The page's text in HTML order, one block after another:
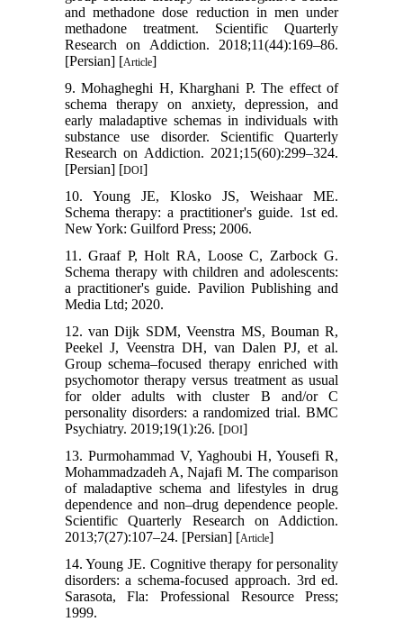
and methadone dose reduction in men under
methadone treatment. Scientific Quarterly
Research on Addiction. 2018;11(44):169–86.
[Persian] [Article]
9. Mohagheghi H, Kharghani P. The effect of
schema therapy on anxiety, depression, and
early maladaptive schemas in individuals with
substance use disorder. Scientific Quarterly
Research on Addiction. 2021;15(60):299–324.
[Persian] [DOI]
10. Young JE, Klosko JS, Weishaar ME.
Schema therapy: a practitioner's guide. 1st ed.
New York: Guilford Press; 2006.
11. Graaf P, Holt RA, Loose C, Zarbock G.
Schema therapy with children and adolescents:
a practitioner's guide. Pavilion Publishing and
Media Ltd; 2020.
12. van Dijk SDM, Veenstra MS, Bouman R,
Peekel J, Veenstra DH, van Dalen PJ, et al.
Group schema–focused therapy enriched with
psychomotor therapy versus treatment as usual
for older adults with cluster B and/or C
personality disorders: a randomized trial. BMC
Psychiatry. 2019;19(1):26. [DOI]
13. Purmohammad V, Yaghoubi H, Yousefi R,
Mohammadzadeh A, Najafi M. The comparison
of maladaptive schema and lifestyles in drug
dependence and non–drug dependence people.
Scientific Quarterly Research on Addiction.
2013;7(27):107–24. [Persian] [Article]
14. Young JE. Cognitive therapy for personality
disorders: a schema-focused approach. 3rd ed.
Sarasota, Fla: Professional Resource Press;
1999.